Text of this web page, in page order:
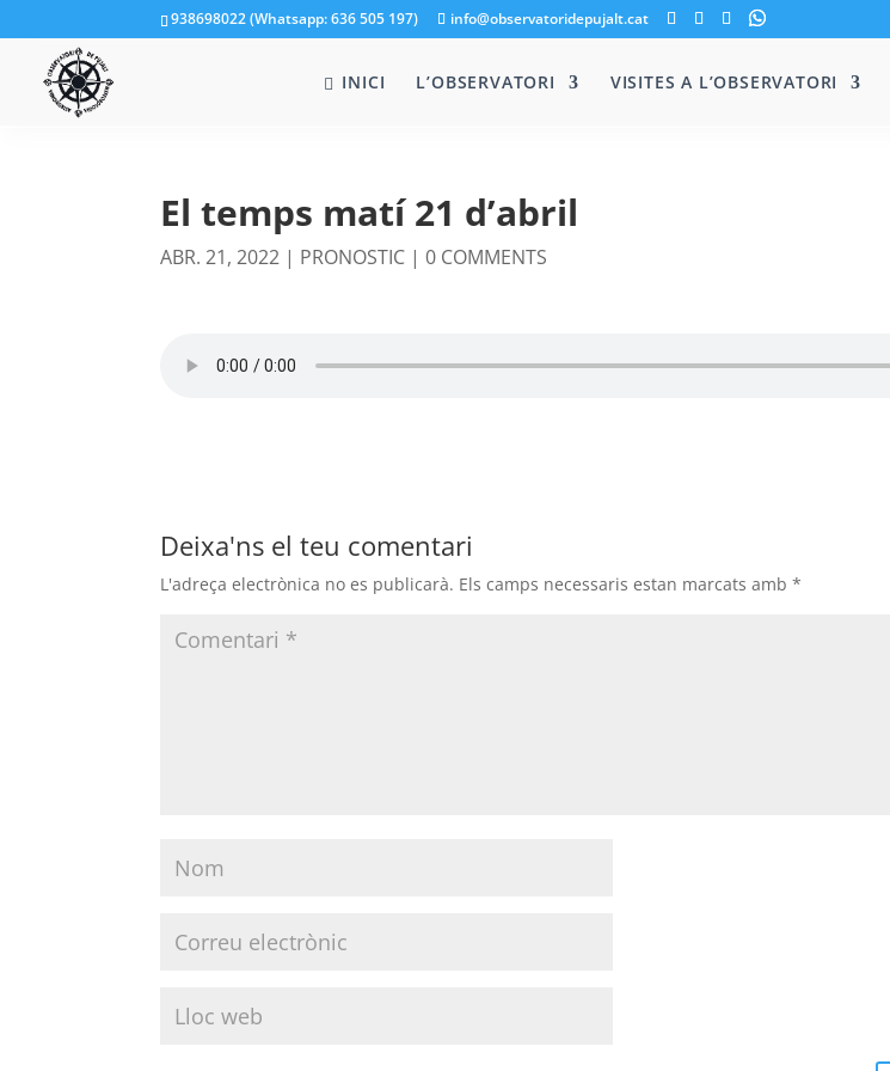
938698022 (Whatsapp: 636 505 197) info@observatoridepujalt.cat
INICI L’OBSERVATORI VISITES A L’OBSERVATORI
El temps matí 21 d’abril
ABR. 21, 2022 | PRONOSTIC |0 COMMENTS
Deixa'ns el teu comentari
L'adreça electrònica no es publicarà. Els camps necessaris estan marcats amb*